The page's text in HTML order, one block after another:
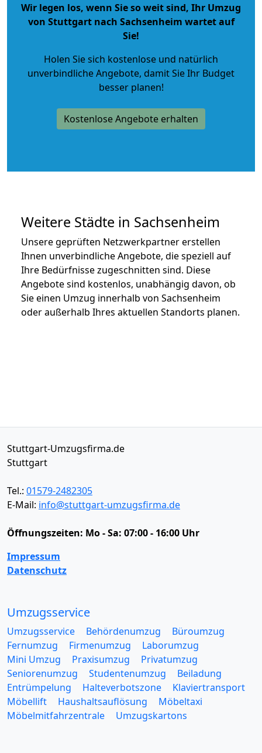
Wir legen los, wenn Sie so weit sind, Ihr Umzug
von Stuttgart nach Sachsenheim wartet auf
Sie!
Holen Sie sich kostenlose und natürlich
unverbindliche Angebote, damit Sie Ihr Budget
besser planen!
Kostenlose Angebote erhalten
Weitere Städte in Sachsenheim
Unsere geprüften Netzwerkpartner erstellen
Ihnen unverbindliche Angebote, die speziell auf
Ihre Bedürfnisse zugeschnitten sind. Diese
Angebote sind kostenlos, unabhängig davon, ob
Sie einen Umzug innerhalb von Sachsenheim
oder außerhalb Ihres aktuellen Standorts planen.
Stuttgart-Umzugsfirma.de
Stuttgart
Tel.: 01579-2482305
E-Mail: info@stuttgart-umzugsfirma.de
Öffnungszeiten: Mo - Sa: 07:00 - 16:00 Uhr
Impressum
Datenschutz
Umzugsservice
Umzugsservice Behördenumzug
Büroumzug
Fernumzug
Firmenumzug
Laborumzug
Mini Umzug
Praxisumzug
Privatumzug
Seniorenumzug
Studentenumzug
Beiladung
Entrümpelung
Halteverbotszone
Klaviertransport
Möbellift
Haushaltsauflösung
Möbeltaxi
Möbelmitfahrzentrale
Umzugskartons